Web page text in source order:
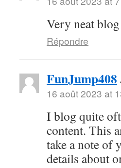
Very neat
Répondre
FunJump408
16 août 2023 at
I blog quite
content. This
take a note of
details about